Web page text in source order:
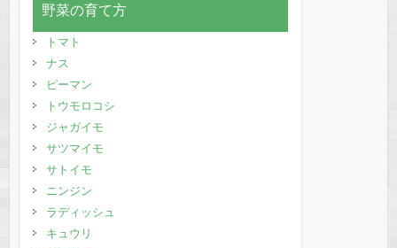
野菜の育て方
トマト
ナス
ピーマン
トウモロコシ
ジャガイモ
サツマイモ
サトイモ
ニンジン
ラディッシュ
キュウリ